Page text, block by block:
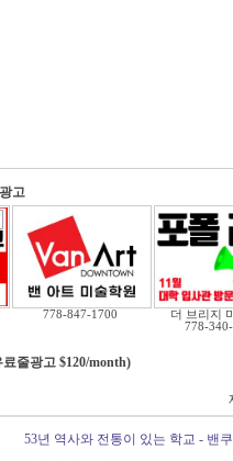
고
778-847-1700
더 브리지
778-
줄광고 $120/month)
53년 역사와 전통이 있는 학교 - 밴